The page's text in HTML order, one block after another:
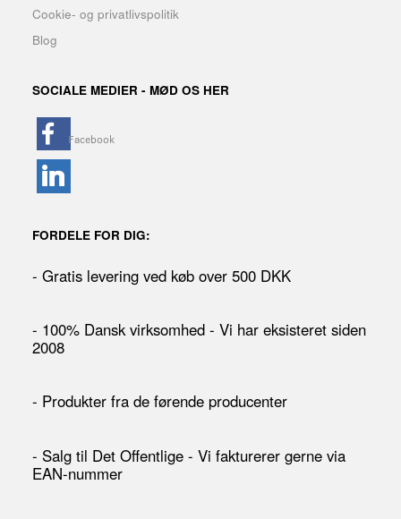
Cookie- og privatlivspolitik
Blog
SOCIALE MEDIER - MØD OS HER
FORDELE FOR DIG:
- Gratis levering ved køb over 500 DKK
- 100% Dansk virksomhed - Vi har eksisteret siden
2008
- Produkter fra de førende producenter
- Salg til Det Offentlige - Vi fakturerer gerne via
EAN-nummer